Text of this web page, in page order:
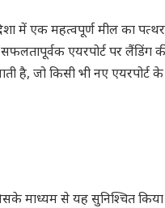
में एक महत्वपूर्ण मील का
एयरपोर्ट पर
है, जो किसी भी नए एयरपोर्ट
माध्यम से यह सुनिश्चित किया